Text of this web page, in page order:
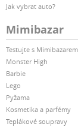
Jak vybrat auto?
Mimibazar
Testujte s Mimibazarem
Monster High
Barbie
Lego
Pyžama
Kosmetika a parfémy
Teplákové soupravy